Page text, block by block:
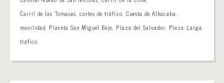
Carril de las Tomasas, cortes de tráfico, Cuesta de Alhacaba,
movilidad, Placeta San Miguel Bajo, Plaza del Salvador, Plaza Larga,
tráfico